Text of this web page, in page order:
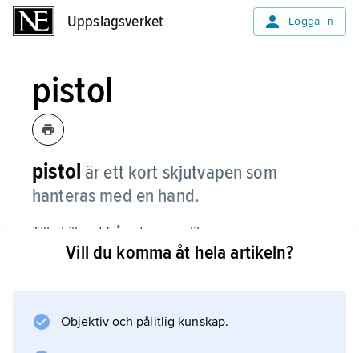
Uppslagsverket Logga in
pistol
pistol är ett kort skjutvapen som
hanteras med en hand.
Till skillnad från den snarlika
revolvernVill du komma åt hela artikeln?
Objektiv och pålitlig kunskap.